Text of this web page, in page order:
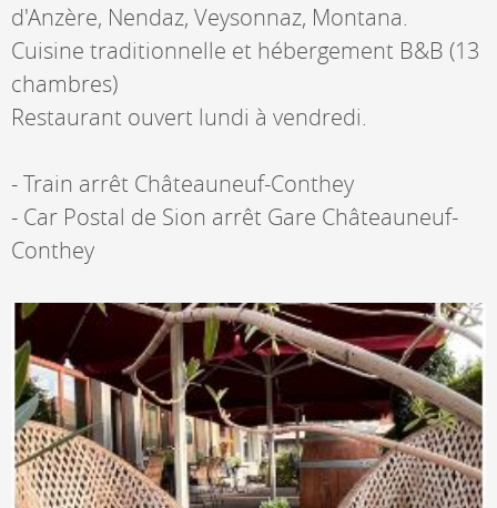
d'Anzère, Nendaz, Veysonnaz, Montana.
Cuisine traditionnelle et hébergement B&B (13
chambres)
Restaurant ouvert lundi à vendredi.
- Train arrêt Châteauneuf-Conthey
- Car Postal de Sion arrêt Gare Châteauneuf-
Conthey